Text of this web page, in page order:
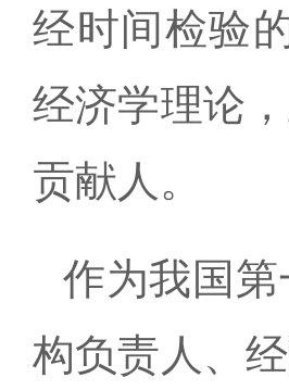
经时间检验
经济学理论
贡献人。
作为我国
构负责人、